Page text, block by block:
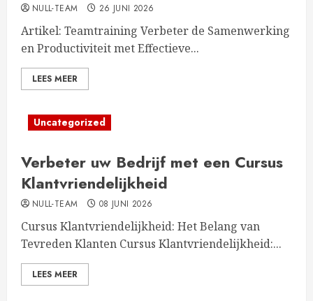
NULL-TEAM 26 JUNI 2026
Artikel: Teamtraining Verbeter de Samenwerking
en Productiviteit met Effectieve...
LEES MEER
Uncategorized
Verbeter uw Bedrijf met een Cursus
Klantvriendelijkheid
NULL-TEAM 08 JUNI 2026
Cursus Klantvriendelijkheid: Het Belang van
Tevreden Klanten Cursus Klantvriendelijkheid:...
LEES MEER